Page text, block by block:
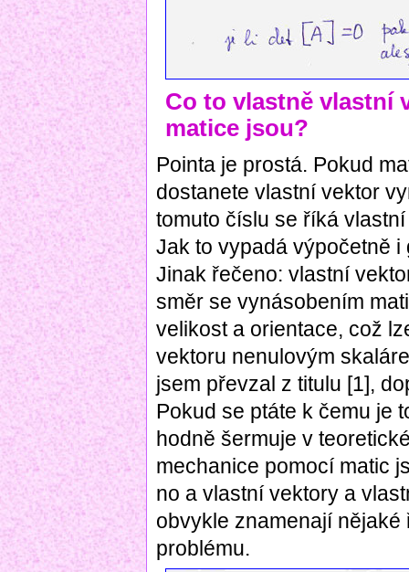
Co to vlastně vlastní
matice jsou?
Pointa je prostá. Pokud
dostanete vlastní vektor
tomuto číslu se říká
Jak to vypadá výpočetně
Jinak řečeno: vlastní
směr se vynásobením
velikost a orientace, což
vektoru nenulovým
jsem převzal z titulu [1],
Pokud se ptáte k čemu je
hodně šermuje v
mechanice pomocí matic
no a vlastní vektory a
obvykle znamenají
problému.